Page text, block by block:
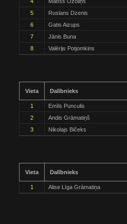
5
Ruslans Dzenis
6
Gatis Aizups
7
Jānis Buna
8
Valērijs Potjomkins
Vieta Dalībnieks
1
Emīls Punculis
2
Andis Grāmatiņš
3
Nikolajs Bičeks
Vieta Dalībnieks
1
Alise Līga Grāmatiņa